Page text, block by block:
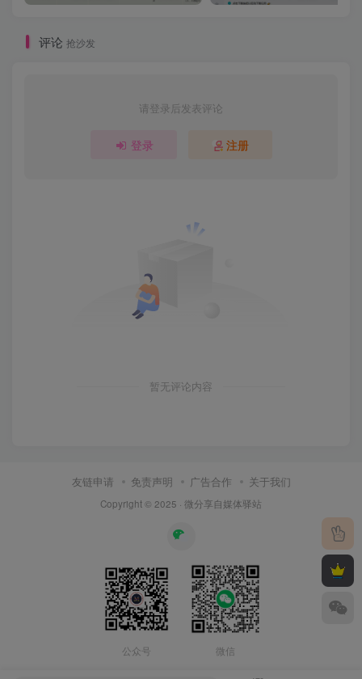
评论 抢沙发
请登录后发表评论
登录 注册
暂无评论内容
友链申请 免责声明 广告合作 关于我们
Copyright © 2025 · 微分享自媒体驿站
公众号 微信